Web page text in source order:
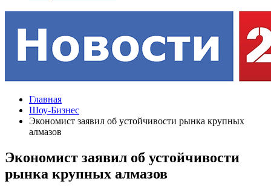
Главная
Шоу-Бизнес
Экономист заявил об устойчивости рынка крупных
алмазов
Экономист заявил об устойчивости
рынка крупных алмазов